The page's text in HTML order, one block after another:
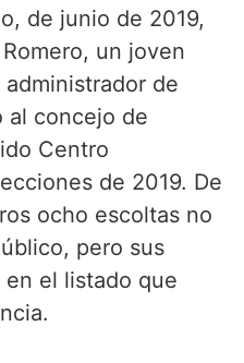
de junio de 2019,
un joven
de
al concejo de
Centro
de 2019. De
ocho escoltas no
pero sus
el listado que